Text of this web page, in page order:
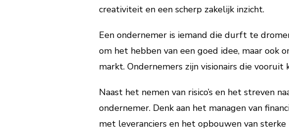
creativiteit en een scherp zakelijk inzicht.
Een ondernemer is iemand die durft te
om het hebben van een goed idee, maar ook
markt. Ondernemers zijn visionairs die
Naast het nemen van risico’s en het streven
ondernemer. Denk aan het managen van
met leveranciers en het opbouwen van